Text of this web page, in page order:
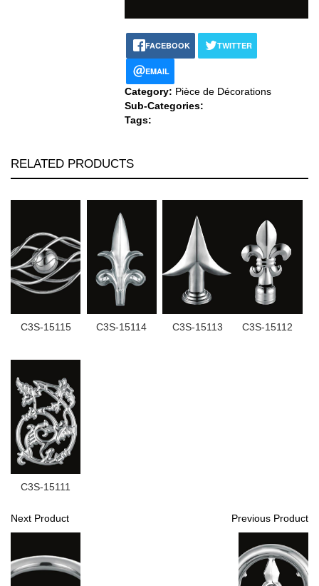
FACEBOOK TWITTER
EMAIL
Category: Pièce de Décorations
Sub-Categories:
Tags:
RELATED PRODUCTS
C3S-15115 C3S-15114 C3S-15113 C3S-15112
C3S-15111
Next Product Previous Product